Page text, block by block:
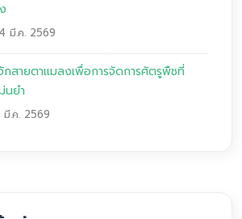
มี.ค. 2569
กสายตาแมลงเพื่อการจัดการศัตรูพืชที่
นยำ
มี.ค. 2569